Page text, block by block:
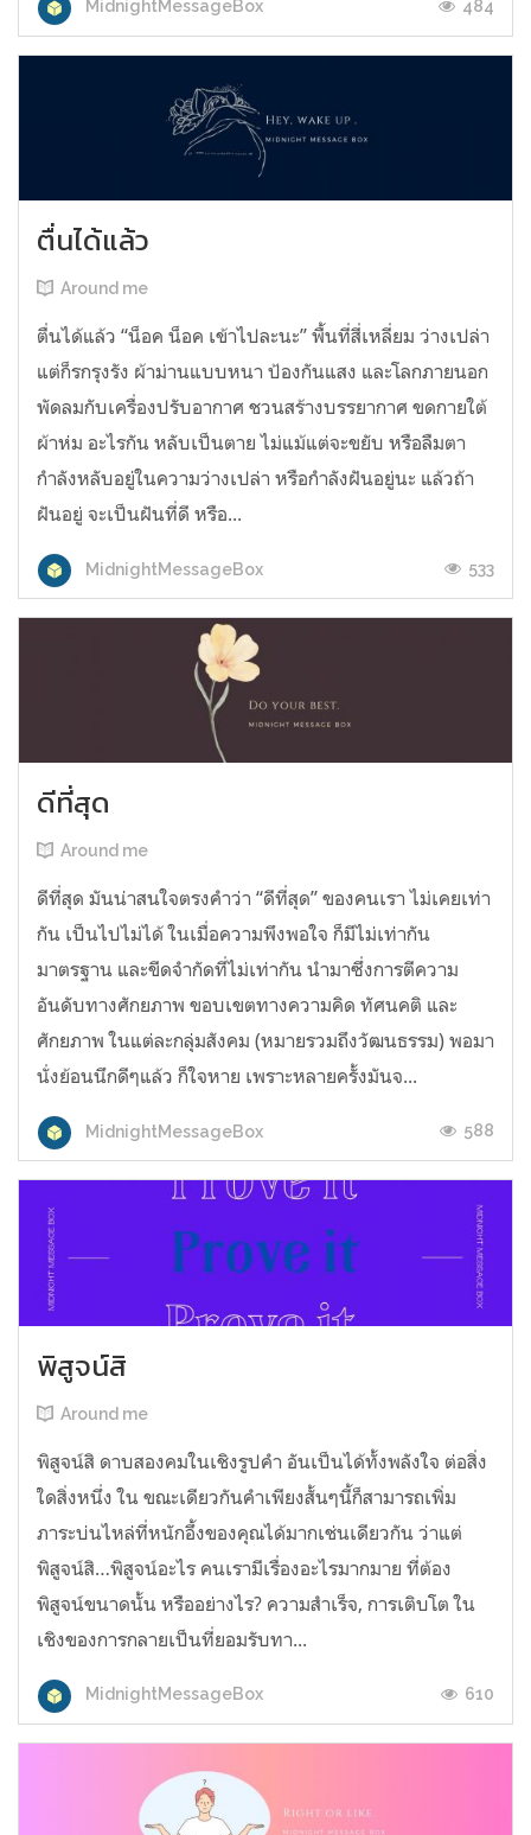
MidnightMessageBox 484
ตื่นได้แล้ว
Around me
ตื่นได้แล้ว “น็อค น็อค เข้าไปละนะ” พื้นที่สี่เหลี่ยม ว่างเปล่า
แต่ก็รกรุงรัง ผ้าม่านแบบหนา ป้องกันแสง และโลกภายนอก
พัดลมกับเครื่องปรับอากาศ ชวนสร้างบรรยากาศ ขดกายใต้
ผ้าห่ม อะไรกัน หลับเป็นตาย ไม่แม้แต่จะขยับ หรือลืมตา
กำลังหลับอยู่ในความว่างเปล่า หรือกำลังฝันอยู่นะ แล้วถ้า
ฝันอยู่ จะเป็นฝันที่ดี หรือ...
MidnightMessageBox 533
ดีที่สุด
Around me
ดีที่สุด มันน่าสนใจตรงคำว่า “ดีที่สุด” ของคนเรา ไม่เคยเท่า
กัน เป็นไปไม่ได้ ในเมื่อความพึงพอใจ ก็มีไม่เท่ากัน
มาตรฐาน และขีดจำกัดที่ไม่เท่ากัน นำมาซึ่งการตีความ
อันดับทางศักยภาพ ขอบเขตทางความคิด ทัศนคติ และ
ศักยภาพ ในแต่ละกลุ่มสังคม (หมายรวมถึงวัฒนธรรม) พอมา
นั่งย้อนนึกดีๆแล้ว ก็ใจหาย เพราะหลายครั้งมันจ...
MidnightMessageBox 588
พิสูจน์สิ
Around me
พิสูจน์สิ ดาบสองคมในเชิงรูปคำ อันเป็นได้ทั้งพลังใจ ต่อสิ่ง
ใดสิ่งหนึ่ง ใน ขณะเดียวกันคำเพียงสั้นๆนี้ก็สามารถเพิ่ม
ภาระบ่นไหล่ที่หนักอึ้งของคุณได้มากเช่นเดียวกัน ว่าแต่
พิสูจน์สิ…พิสูจน์อะไร คนเรามีเรื่องอะไรมากมาย ที่ต้อง
พิสูจน์ขนาดนั้น หรืออย่างไร? ความสำเร็จ, การเติบโต ใน
เชิงของการกลายเป็นที่ยอมรับทา...
MidnightMessageBox 610